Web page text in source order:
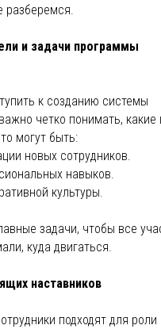
разберемся.
и задачи программы
к созданию системы
четко понимать, какие
могут быть:
новых сотрудников.
навыков.
культуры.
задачи, чтобы все
куда двигаться.
наставников
подходят для роли